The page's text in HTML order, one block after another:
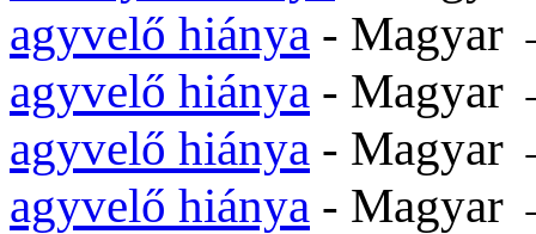
agyvelő hiánya - Magyar
agyvelő hiánya - Magyar
agyvelő hiánya - Magyar
agyvelő hiánya - Magyar